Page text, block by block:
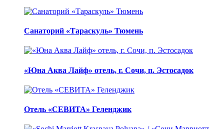
Санаторий «Тараскуль» Тюмень
«Юна Аква Лайф» отель, г. Сочи, п. Эстосадок
Отель «СЕВИТА» Геленджик